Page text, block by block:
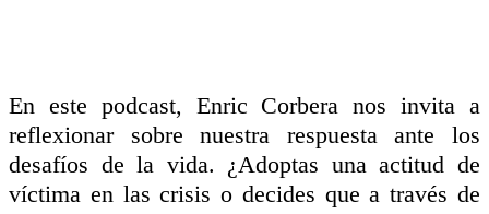
En este podcast, Enric Corbera nos invita a
reflexionar sobre nuestra respuesta ante los
desafíos de la vida. ¿Adoptas una actitud de
víctima en las crisis o decides que a través de